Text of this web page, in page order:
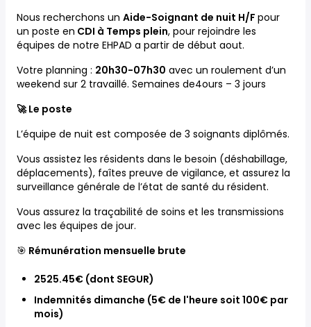
Nous recherchons un Aide-Soignant de nuit H/F pour
un poste en CDI à Temps plein, pour rejoindre les
équipes de notre EHPAD a partir de début aout.
Votre planning : 20h30-07h30 avec un roulement d’un
weekend sur 2 travaillé. Semaines de4ours – 3 jours
🚀 Le poste
L’équipe de nuit est composée de 3 soignants diplômés.
Vous assistez les résidents dans le besoin (déshabillage,
déplacements), faîtes preuve de vigilance, et assurez la
surveillance générale de l’état de santé du résident.
Vous assurez la traçabilité de soins et les transmissions
avec les équipes de jour.
🎯 Rémunération mensuelle brute
2525.45€ (dont SEGUR)
Indemnités dimanche (5€ de l'heure soit 100€ par
mois)